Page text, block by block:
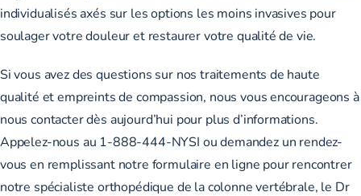
individualisés axés sur les options les moins invasives pour
soulager votre douleur et restaurer votre qualité de vie.
Si vous avez des questions sur nos traitements de haute
qualité et empreints de compassion, nous vous encourageons à
nous contacter dès aujourd’hui pour plus d’informations.
Appelez-nous au 1-888-444-NYSI oudemandez un rendez-
vous en remplissant notre formulaire en ligne pour rencontrer
notre spécialiste orthopédique de la colonne vertébrale, le Dr